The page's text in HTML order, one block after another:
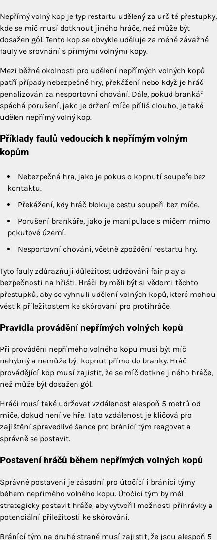
Nepřímý volný kop je typ restartu udělený za určité přestupky,
kde se míč musí dotknout jiného hráče, než může být
dosažen gól. Tento kop se obvykle uděluje za méně závažné
fauly ve srovnání s přímými volnými kopy.
Mezi běžné okolnosti pro udělení nepřímých volných kopů
patří případy nebezpečné hry, překážení nebo když je hráč
penalizován za nesportovní chování. Dále, pokud brankář
spáchá porušení, jako je držení míče příliš dlouho, je také
udělen nepřímý volný kop.
Příklady faulů vedoucích k nepřímým volným
kopům
Nebezpečná hra, jako je pokus o kopnutí soupeře bez
kontaktu.
Překážení, kdy hráč blokuje cestu soupeři bez míče.
Porušení brankáře, jako je manipulace s míčem mimo
pokutové území.
Nesportovní chování, včetně zpoždění restartu hry.
Tyto fauly zdůrazňují důležitost udržování fair play a
bezpečnosti na hřišti. Hráči by měli být si vědomi těchto
přestupků, aby se vyhnuli udělení volných kopů, které mohou
vést k příležitostem ke skórování pro protihráče.
Pravidla provádění nepřímých volných kopů
Při provádění nepřímého volného kopu musí být míč
nehybný a nemůže být kopnut přímo do branky. Hráč
provádějící kop musí zajistit, že se míč dotkne jiného hráče,
než může být dosažen gól.
Hráči musí také udržovat vzdálenost alespoň 5 metrů od
míče, dokud není ve hře. Tato vzdálenost je klíčová pro
zajištění spravedlivé šance pro bránící tým reagovat a
správně se postavit.
Postavení hráčů během nepřímých volných kopů
Správné postavení je zásadní pro útočící i bránící týmy
během nepřímého volného kopu. Útočící tým by měl
strategicky postavit hráče, aby vytvořil možnosti přihrávky a
potenciální příležitosti ke skórování.
Bránící tým na druhé straně musí zajistit, že jsou alespoň 5